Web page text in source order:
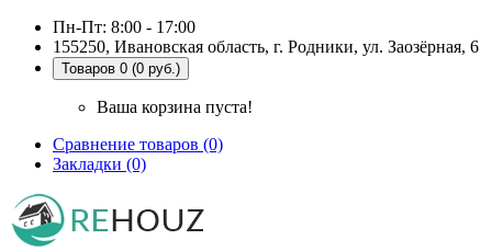
Пн-Пт: 8:00 - 17:00
155250, Ивановская область, г. Родники, ул. Заозёрная, 6
Товаров 0 (0 руб.)
Ваша корзина пуста!
Сравнение товаров (0)
Закладки (0)